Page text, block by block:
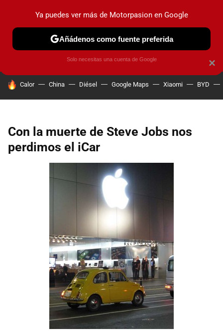
PRUEBAS COCHES ELÉCTRICOS OBSERVATORIO
HOY SE HABLA DE
Calor China Diésel Google Maps Xiaomi BYD
Con la muerte de Steve Jobs nos
perdimos el iCar
×
Ya puedes ver más de Motorpasion en Google
Añádenos como fuente preferida
Solo necesitas una cuenta de Google